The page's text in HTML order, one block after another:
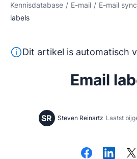
Kennisdatabase
Neem contact op met het
Kennisdatabase / E-mail / E-mail
labels
Deze tekst is automatisch
Dit artikel is automatisch
Email
SR Steven Reinartz Laatst